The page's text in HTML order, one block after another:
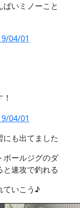
いミノーこと
も出てました
ボールジグのダ
速攻で釣れる
ていこう♪